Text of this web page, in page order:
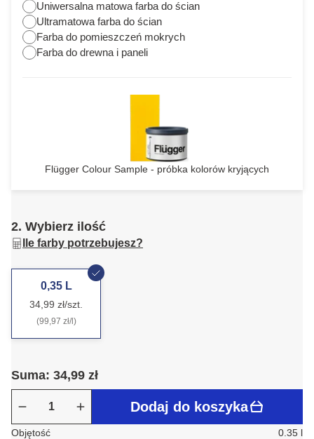
Uniwersalna matowa farba do ścian
Ultramatowa farba do ścian
Farba do pomieszczeń mokrych
Farba do drewna i paneli
Flügger Colour Sample - próbka kolorów kryjących
2. Wybierz ilość
Ile farby potrzebujesz?
0,35 L
34,99 zł/szt.
(99,97 zł/l)
Suma: 34,99 zł
Dodaj do koszyka
Objętość
0.35 l